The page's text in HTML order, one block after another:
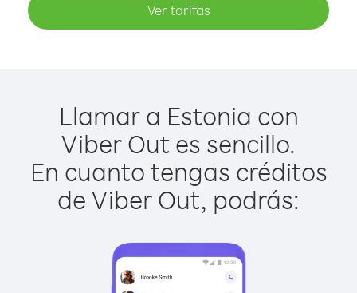
Ver tarifas
Llamar a Estonia con
Viber Out es sencillo.
En cuanto tengas créditos
de Viber Out, podrás: